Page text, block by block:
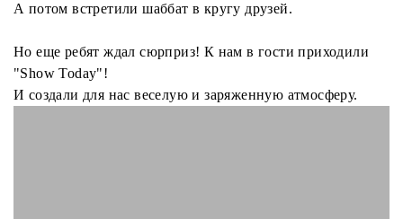
А потом встретили шаббат в кругу друзей.
Но еще ребят ждал сюрприз! К нам в гости приходили
"Show Today"!
И создали для нас веселую и заряженную атмосферу.